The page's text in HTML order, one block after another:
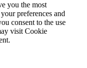
you the most
preferences and
consent to the use
visit Cookie